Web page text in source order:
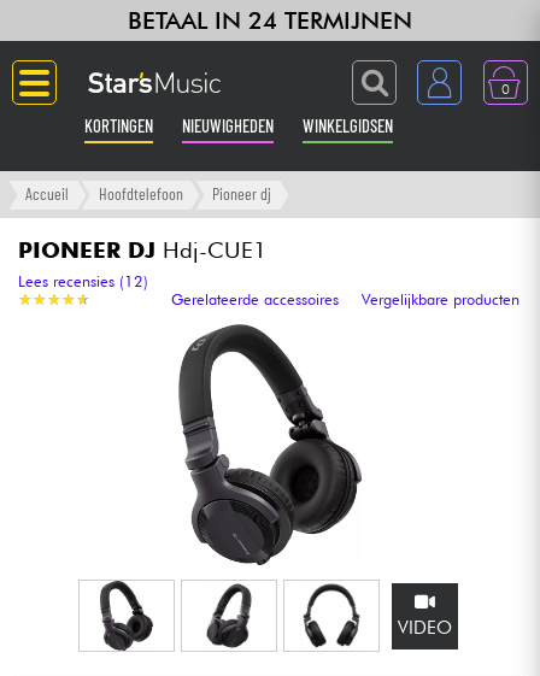
BETAAL IN 24 TERMIJNEN
0
KORTINGEN NIEUWIGHEDEN WINKELGIDSEN
Langue
Gitaar & Bas
Versterker & Effecten
Toetsenbord & Piano
Synths & samplers
Microfoon
Accueil Hoofdtelefoon Pioneer dj
PIONEER DJ Hdj-CUE1
★★★★★
★★★★★
Lees recensies (12)
Gerelateerde accessoires
Vergelijkbare producten
VIDEO